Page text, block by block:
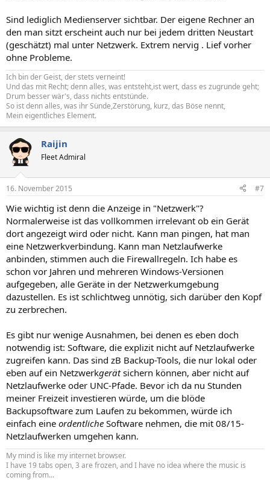
Sind lediglich Medienserver sichtbar. Der eigene Rechner an
den man sitzt erscheint auch nur bei jedem dritten Neustart
(geschätzt) mal unter Netzwerk. Extrem nervig . Lief vorher
ohne Probleme.
Ich bin der Geist, der stets verneint!
Und das mit Recht; denn alles, was entsteht,ist wert, dass es zugrunde geht;
Drum besser wär's, dass nichts entstünde.
So ist denn alles, was ihr Sünde,Zerstörung, kurz, das Böse nennt,
Mein eigentliches Element.
Raijin
Fleet Admiral
16. November 2015 #7
Wie wichtig ist denn die Anzeige in "Netzwerk"?
Normalerweise ist das vollkommen irrelevant ob ein Gerät
dort angezeigt wird oder nicht. Kann man pingen, hat man
eine Netzwerkverbindung. Kann man Netzlaufwerke
anbinden, stimmen auch die Firewallregeln. Ich habe es
schon vor Jahren und mehreren Windows-Versionen
aufgegeben, alle Geräte in der Netzwerkumgebung
dazustellen. Es ist schlichtweg unnötig, sich darüber den Kopf
zu zerbrechen.
Es gibt nur wenige Ausnahmen, bei denen es eben doch
notwendig ist: Software, die explizit nicht auf Netzlaufwerke
zugreifen kann. Das sind zB Backup-Tools, die nur lokal oder
eben auf ein Netzwerkgerätsichern können, aber nicht auf
Netzlaufwerke oder UNC-Pfade. Bevor ich da nu Stunden
meiner Freizeit investieren würde, um die blöde
Backupsoftware zum Laufen zu bekommen, würde ich
einfach eine ordentliche Software nehmen, die mit 08/15-
Netzlaufwerken umgehen kann.
My mind is like my internet browser.
I have 19 tabs open, 3 are frozen, and I have no idea where the music is
coming from...